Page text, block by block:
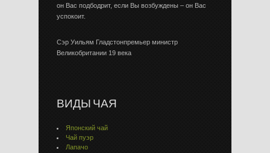
он Вас подбодрит, если Вы возбуждены – он Вас
успокоит.
Сэр Уильям Гладстонпремьер министр
Великобритании 19 века
ВИДЫ ЧАЯ
Японский чай
Чай пуэр
Лапачо